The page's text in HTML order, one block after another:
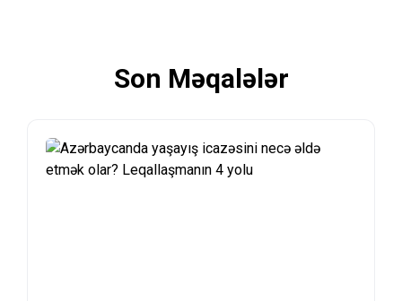
Son Məqalələr